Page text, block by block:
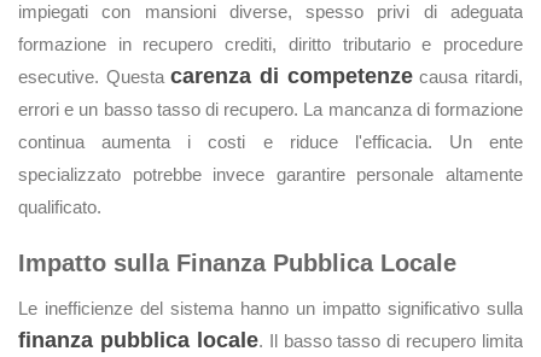
impiegati con mansioni diverse, spesso privi di adeguata
formazione in recupero crediti, diritto tributario e procedure
esecutive. Questacarenza di competenzecausa ritardi,
errori e un basso tasso di recupero. La mancanza di formazione
continua aumenta i costi e riduce l'efficacia. Un ente
specializzato potrebbe invece garantire personale altamente
qualificato.
Impatto sulla Finanza Pubblica Locale
Le inefficienze del sistema hanno un impatto significativo sulla
finanza pubblica locale. Il basso tasso di recupero limita